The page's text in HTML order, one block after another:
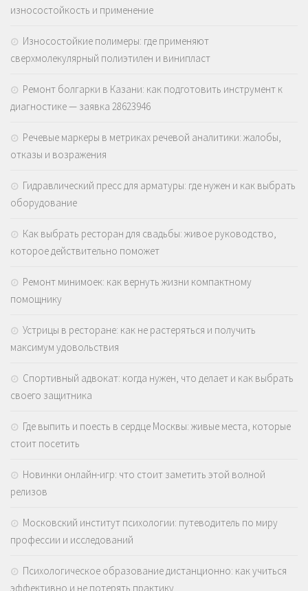
износостойкость и применение
Износостойкие полимеры: где применяют
сверхмолекулярный полиэтилен и винипласт
Ремонт болгарки в Казани: как подготовить инструмент к
диагностике — заявка 28623946
Речевые маркеры в метриках речевой аналитики: жалобы,
отказы и возражения
Гидравлический пресс для арматуры: где нужен и как выбрать
оборудование
Как выбрать ресторан для свадьбы: живое руководство,
которое действительно поможет
Ремонт минимоек: как вернуть жизни компактному
помощнику
Устрицы в ресторане: как не растеряться и получить
максимум удовольствия
Спортивный адвокат: когда нужен, что делает и как выбрать
своего защитника
Где выпить и поесть в сердце Москвы: живые места, которые
стоит посетить
Новинки онлайн-игр: что стоит заметить этой волной
релизов
Московский институт психологии: путеводитель по миру
профессии и исследований
Психологическое образование дистанционно: как учиться
эффективно и не потерять практику